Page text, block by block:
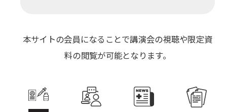
本サイトの会員になることで講演会の視聴や限定資
料の閲覧が可能となります。